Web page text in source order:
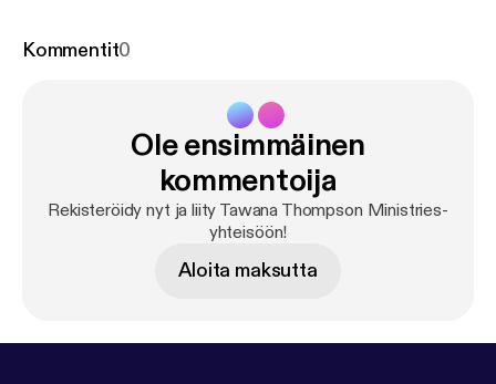
Kommentit0
Ole ensimmäinen
kommentoija
Rekisteröidy nyt ja liity Tawana Thompson Ministries-
yhteisöön!
Aloita maksutta